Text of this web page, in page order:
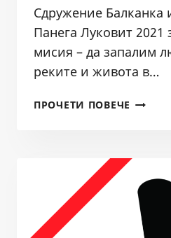
Сдружение Балканка
Панега Луковит 2021
мисия – да запалим
реките и живота в…
ПРОЧЕТИ ПОВЕЧЕ ЗЕЛЕНО
ЗЛАТНА
ГРАД